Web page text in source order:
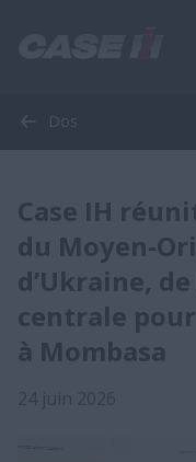
Dos
Case IH
du Moyen-
d’Ukraine,
centrale
à Mombasa